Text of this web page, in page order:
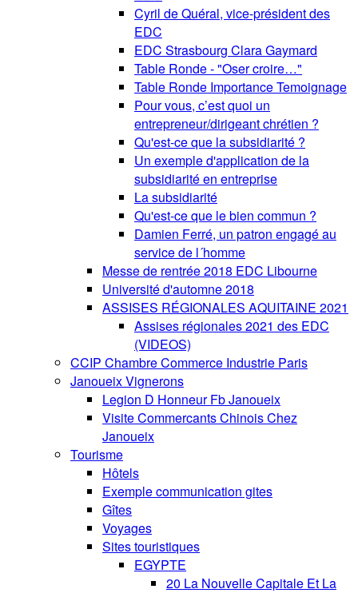
Cyril de Quéral, vice-président des
EDC
EDC Strasbourg Clara Gaymard
Table Ronde - "Oser croire…"
Table Ronde Importance Temoignage
Pour vous, c’est quoi un
entrepreneur/dirigeant chrétien ?
Qu'est-ce que la subsidiarité ?
Un exemple d'application de la
subsidiarité en entreprise
La subsidiarité
Qu'est-ce que le bien commun ?
Damien Ferré, un patron engagé au
service de l´homme
Messe de rentrée 2018 EDC Libourne
Université d'automne 2018
ASSISES RÉGIONALES AQUITAINE 2021
Assises régionales 2021 des EDC
(VIDEOS)
CCIP Chambre Commerce Industrie Paris
Janoueix Vignerons
Legion D Honneur Fb Janoueix
Visite Commercants Chinois Chez
Janoueix
Tourisme
Hôtels
Exemple communication gites
Gîtes
Voyages
Sites touristiques
EGYPTE
20 La Nouvelle Capitale Et La